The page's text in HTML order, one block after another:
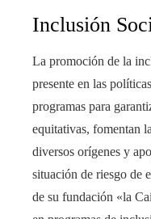
Inclusión
La promoción de la
presente en las
programas para
equitativas, fomentan
diversos orígenes y
situación de riesgo de
de su fundación «la